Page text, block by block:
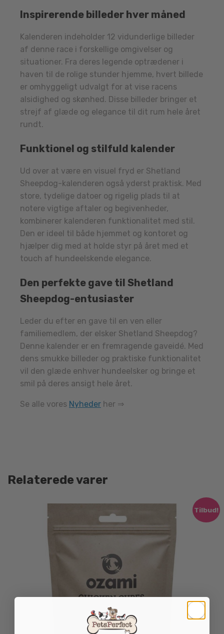
Inspirerende billeder hver måned
Kalenderen indeholder 12 vidunderlige billeder
af denne race i forskellige omgivelser og
situationer. Fra deres legende optrædener i
haven til de rolige stunder hjemme, hvert billede
er omhyggeligt udvalgt for at vise racens
alsidighed og skønhed. Disse billeder bringer et
strejf af glæde og elegance til dit rum hele året
rundt.
Funktionel og stilfuld kalender
Ud over at være en visuel fryd er Shetland
Sheepdog-kalenderen også yderst praktisk. Med
store, tydelige datoer og rigelig plads til at
notere vigtige aftaler og begivenheder,
kombinerer kalenderen funktionalitet med stil.
Den er ideel til både hjemmet og kontoret og
hjælper dig med at holde styr på året med et
touch af hundeelskende elegance.
Den perfekte gave til Shetland
Sheepdog-entusiaster
Leder du efter en gave til en ven eller
familiemedlem, der elsker Shetland Sheepdog?
Denne kalender er en fremragende gaveidé. Med
dens smukke billeder og praktiske funktionalitet
vil den glæde enhver hundeelsker og bringe et
smil på deres ansigt hele året.
Se alle vores Nyheder her ⇒
Relaterede varer
Tilbud!